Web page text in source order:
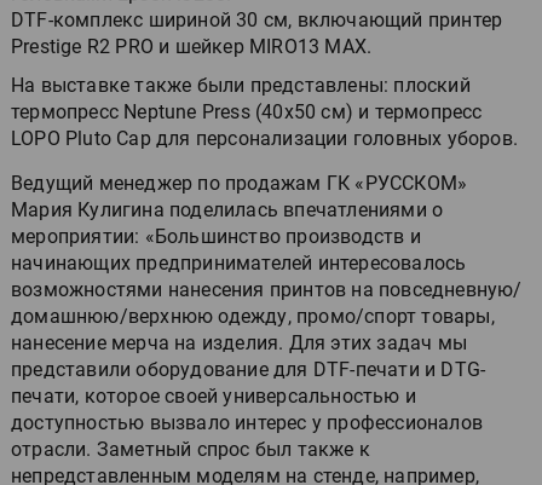
DTF-комплекс шириной 30 см, включающий принтер
Prestige R2 PRO и шейкер MIRO13 MAX.
На выставке также были представлены: плоский
термопресс Neptune Press (40х50 см) и термопресс
LOPO Pluto Cap для персонализации головных уборов.
Ведущий менеджер по продажам ГК «РУССКОМ»
Мария Кулигина поделилась впечатлениями о
мероприятии: «Большинство производств и
начинающих предпринимателей интересовалось
возможностями нанесения принтов на повседневную/
домашнюю/верхнюю одежду, промо/спорт товары,
нанесение мерча на изделия. Для этих задач мы
представили оборудование для DTF-печати и DTG-
печати, которое своей универсальностью и
доступностью вызвало интерес у профессионалов
отрасли. Заметный спрос был также к
непредставленным моделям на стенде, например,